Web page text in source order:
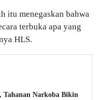
itu menegaskan bahwa
terbuka apa yang
HLS.
Tahanan Narkoba Bikin